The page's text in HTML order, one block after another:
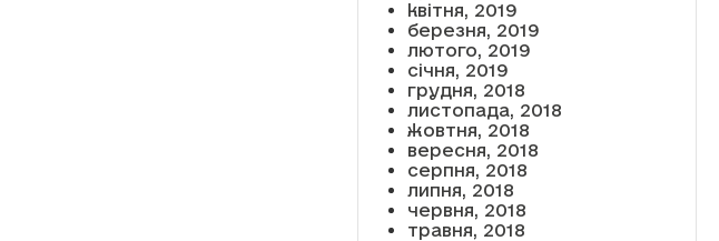
квітня, 2019
березня, 2019
лютого, 2019
січня, 2019
грудня, 2018
листопада, 2018
жовтня, 2018
вересня, 2018
серпня, 2018
липня, 2018
червня, 2018
травня, 2018